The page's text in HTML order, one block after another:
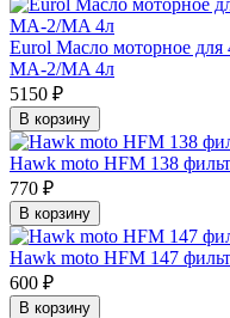
Eurol Масло моторное для
MA-2/MA 4л
5150 ₽
В корзину
Hawk moto HFM 138
770 ₽
В корзину
Hawk moto HFM 147
600 ₽
В корзину